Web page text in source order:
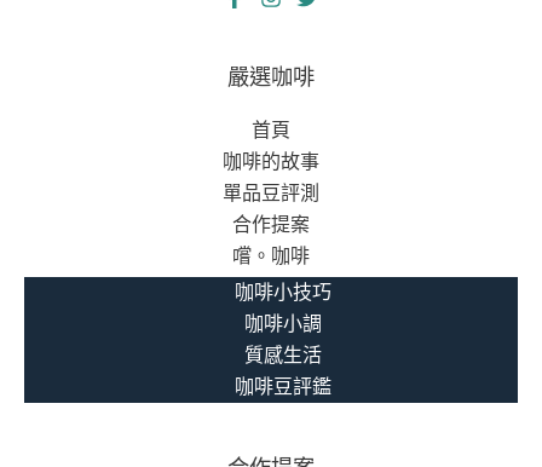
嚴選咖啡
首頁
咖啡的故事
單品豆評測
合作提案
嚐。咖啡
咖啡小技巧
咖啡小調
質感生活
咖啡豆評鑑